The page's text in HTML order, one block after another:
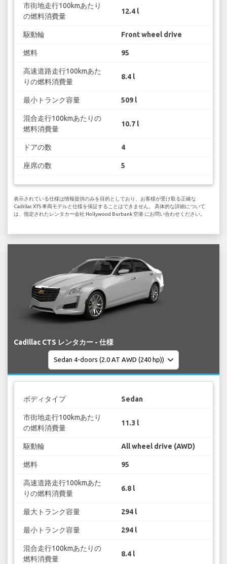
市街地走行100kmあたり
の燃料消費量
12.4 l
駆動輪 Front wheel drive
燃料 95
高速道路走行100kmあた
りの燃料消費量
8.4 l
最小トランク容量 509 l
混合走行100kmあたりの
燃料消費量
10.7 l
ドアの数 4
座席の数 5
表示されている仕様は情報提供のみを目的としており、お客様が受け取る正確な
Cadillac XTS 車両モデルと仕様を保証することはできません。 具体的な詳細について
は、指定されたレンタカー会社 Hollywood Burbank 空港 にお問い合わせください。
Cadillac CTS レンタカー - 仕様
ボディタイプ Sedan
市街地走行100kmあたり
の燃料消費量
11.3 l
駆動輪 All wheel drive (AWD)
燃料 95
高速道路走行100kmあた
りの燃料消費量
6.8 l
最大トランク容量 294 l
最小トランク容量 294 l
混合走行100kmあたりの
燃料消費量
8.4 l